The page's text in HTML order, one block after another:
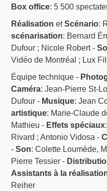
Box office: 5 500
Réalisation etScénario:
scénarisation: Bernard
Dufour ; Nicole Robert -
Vidéo de Montréal ; Lux
Équipe technique -
Caméra: Jean-Pierre St-
Dufour - Musique: Jean
artistique: Marie-Claude
Mathieu - Effets spéciaux
Rivard ; Antonio Vidosa -
-Son: Colette Loumède,
Pierre Tessier -
Assistants à la
Reiher